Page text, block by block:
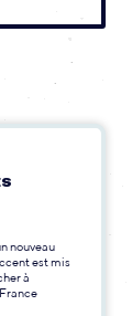
nouveau
est mis
à